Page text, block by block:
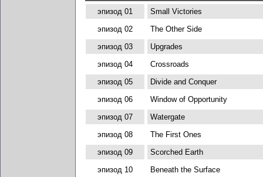
эпизод 01
Small Victories
эпизод 02
The Other Side
эпизод 03
Upgrades
эпизод 04
Crossroads
эпизод 05
Divide and Conquer
эпизод 06
Window of Opportunity
эпизод 07
Watergate
эпизод 08
The First Ones
эпизод 09
Scorched Earth
эпизод 10
Beneath the Surface